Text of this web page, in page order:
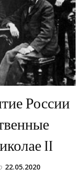
России
II
22.05.2020